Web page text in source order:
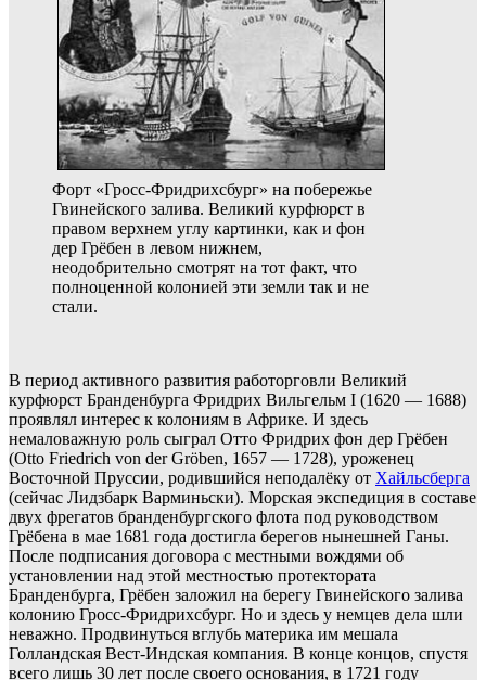
Форт «Гросс-Фридрихсбург» на побережье
Гвинейского залива. Великий курфюрст в
правом верхнем углу картинки, как и фон
дер Грёбен в левом нижнем,
неодобрительно смотрят на тот факт, что
полноценной колонией эти земли так и не
стали.
В период активного развития работорговли Великий
курфюрст Бранденбурга Фридрих Вильгельм I (1620 — 1688)
проявлял интерес к колониям в Африке. И здесь
немаловажную роль сыграл Отто Фридрих фон дер Грёбен
(Otto Friedrich von der Gröben, 1657 — 1728), уроженец
Восточной Пруссии, родившийся неподалёку от Хайльсберга
(сейчас Лидзбарк Варминьски). Морская экспедиция в составе
двух фрегатов бранденбургского флота под руководством
Грёбена в мае 1681 года достигла берегов нынешней Ганы.
После подписания договора с местными вождями об
установлении над этой местностью протектората
Бранденбурга, Грёбен заложил на берегу Гвинейского залива
колонию Гросс-Фридрихсбург. Но и здесь у немцев дела шли
неважно. Продвинуться вглубь материка им мешала
Голландская Вест-Индская компания. В конце концов, спустя
всего лишь 30 лет после своего основания, в 1721 году